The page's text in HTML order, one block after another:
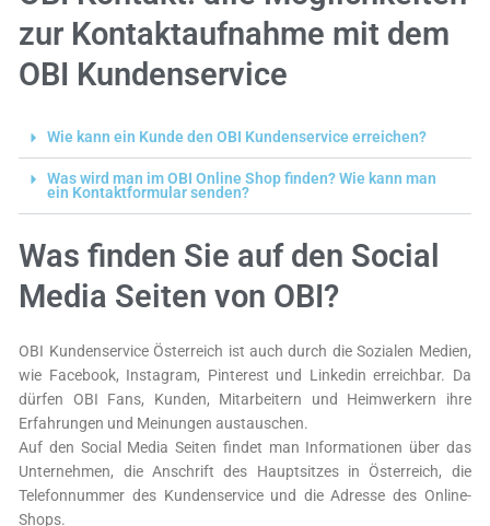
zur Kontaktaufnahme mit dem
OBI Kundenservice
Wie kann ein Kunde den OBI Kundenservice erreichen?
Was wird man im OBI Online Shop finden? Wie kann man
ein Kontaktformular senden?
Was finden Sie auf den Social
Media Seiten von OBI?
OBI Kundenservice Österreich ist auch durch die Sozialen Medien,
wie Facebook, Instagram, Pinterest und Linkedin erreichbar. Da
dürfen OBI Fans, Kunden, Mitarbeitern und Heimwerkern ihre
Erfahrungen und Meinungen austauschen.
Auf den Social Media Seiten findet man Informationen über das
Unternehmen, die Anschrift des Hauptsitzes in Österreich, die
Telefonnummer des Kundenservice und die Adresse des Online-
Shops.